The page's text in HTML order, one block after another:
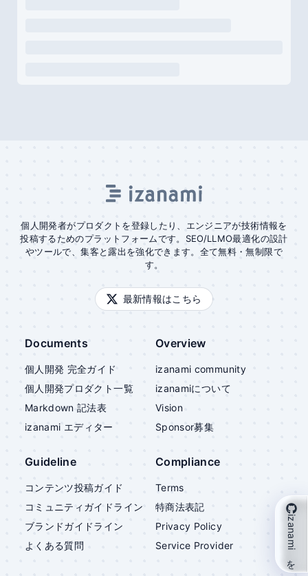
個人開発者がプロダクトを登録したり、エンジニアが技術情報を
投稿するためのプラットフォームです。SEO/LLMO最適化の設計
やツールで、集客と露出を強化できます。全て無料・無制限で
す。
最新情報はこちら
Documents
個人開発 完全ガイド
個人開発プロダクト一覧
Markdown 記法表
izanami エディター
Overview
izanami community
izanamiについて
Vision
Sponsor募集
Guideline
コンテンツ投稿ガイド
コミュニティガイドライン
ブランドガイドライン
よくある質問
Compliance
Terms
特商法表記
Privacy Policy
Service Provider
izanami を支援